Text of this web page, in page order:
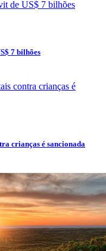
7 bilhões
crianças é sancionada